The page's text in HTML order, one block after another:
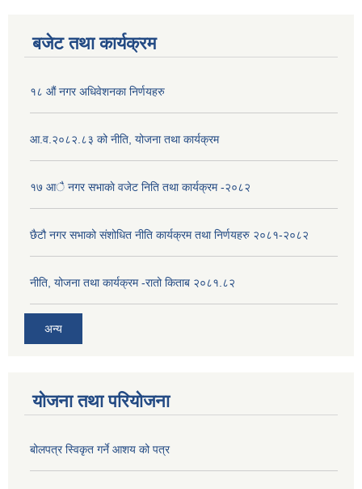
बजेट तथा कार्यक्रम
१८ औं नगर अधिवेशनका निर्णयहरु
आ.व.२०८२.८३ को नीति, योजना तथा कार्यक्रम
१७ आै नगर सभाकाे वजेट निति तथा कार्यक्रम -२०८२
छैटौ नगर सभाको संशोधित नीति कार्यक्रम तथा निर्णयहरु २०८१-२०८२
नीति, योजना तथा कार्यक्रम -रातो किताब २०८१.८२
अन्य
योजना तथा परियोजना
बोलपत्र स्विकृत गर्ने आशय को पत्र